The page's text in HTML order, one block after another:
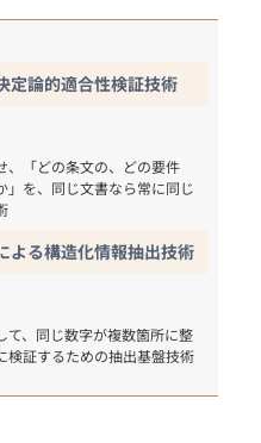
定論的適合性検証技術
、「どの条文の、どの要件
」を、同じ文書なら常に同じ
よる構造化情報抽出技術
て、同じ数字が複数箇所に整
検証するための抽出基盤技術